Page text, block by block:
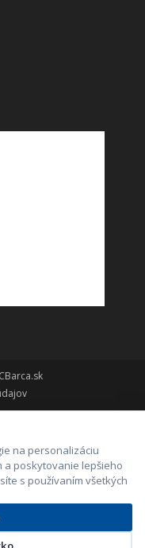
na personalizáciu
poskytovanie lepšieho
s používaním všetkých